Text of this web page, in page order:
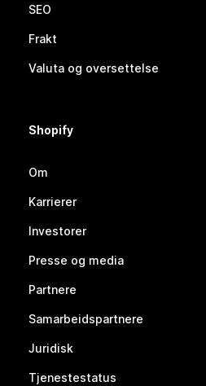
SEO
Frakt
Valuta og oversettelse
Shopify
Om
Karrierer
Investorer
Presse og media
Partnere
Samarbeidspartnere
Juridisk
Tjenestestatus